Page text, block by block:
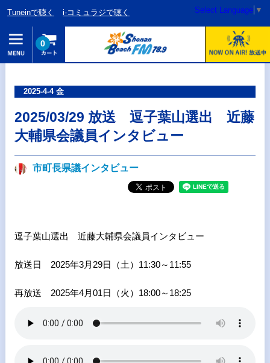
Tuneinで聴く i-コミュラジで聴く Select Language ▼
0
2025-4-4 金
2025/03/29 放送 逗子葉山選出 近藤
大輔県会議員インタビュー
市町長県議インタビュー
逗子葉山選出 近藤大輔県会議員インタビュー
放送日 2025年3月29日（土）11:30～11:55
再放送 2025年4月01日（火）18:00～18:25